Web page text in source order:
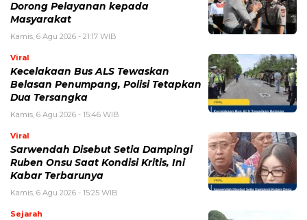
Dorong Pelayanan kepada
Masyarakat
Kamis, 6 Agu 2026 - 21:17 WIB
Viral
Kecelakaan Bus ALS Tewaskan
Belasan Penumpang, Polisi Tetapkan
Dua Tersangka
Kamis, 6 Agu 2026 - 15:46 WIB
Viral
Sarwendah Disebut Setia Dampingi
Ruben Onsu Saat Kondisi Kritis, Ini
Kabar Terbarunya
Kamis, 6 Agu 2026 - 15:25 WIB
Sejarah